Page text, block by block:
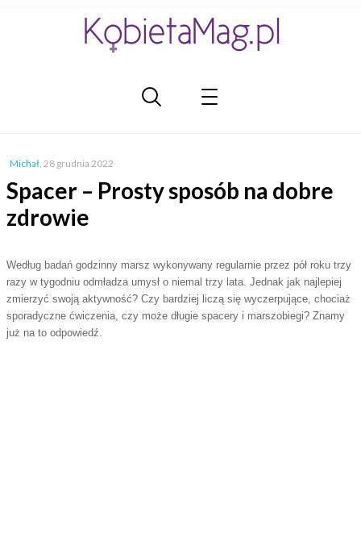
Michał, 28 grudnia 2022
Spacer – Prosty sposób na dobre
zdrowie
Według badań godzinny marsz wykonywany regularnie przez pół roku trzy
razy w tygodniu odmładza umysł o niemal trzy lata. Jednak jak najlepiej
zmierzyć swoją aktywność? Czy bardziej liczą się wyczerpujące, chociaż
sporadyczne ćwiczenia, czy może długie spacery i marszobiegi? Znamy
już na to odpowiedź.